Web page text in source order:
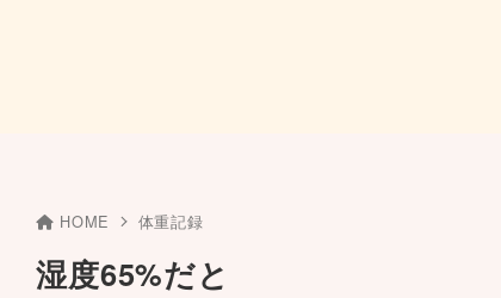
HOME 体重記録
湿度65%だと